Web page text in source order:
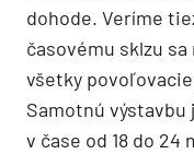
dohode. Veríme
časovému sklzu
všetky
Samotnú
v čase od 18 do 24